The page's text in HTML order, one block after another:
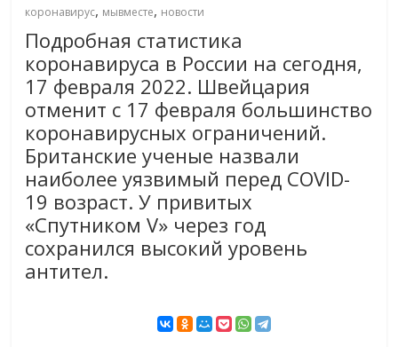
коронавирус, мывместе, новости
Подробная статистика
коронавируса в России на сегодня,
17 февраля 2022. Швейцария
отменит с 17 февраля большинство
коронавирусных ограничений.
Британские ученые назвали
наиболее уязвимый перед COVID-
19 возраст. У привитых
«Спутником V» через год
сохранился высокий уровень
антител.